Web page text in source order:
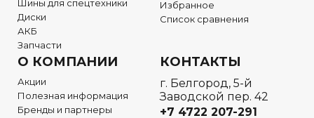
Шины для спецтехники
Диски
АКБ
Запчасти
Избранное
Список сравнения
О КОМПАНИИ
Акции
Полезная информация
Бренды и партнеры
КОНТАКТЫ
г. Белгород, 5-й
Заводской пер. 42
+7 4722 207-291